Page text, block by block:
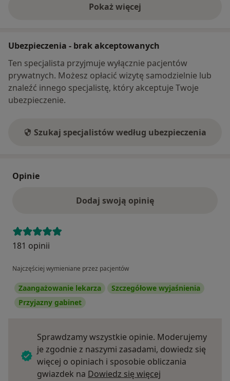
Pokaż więcej
o adresie
Ubezpieczenia - brak akceptowanych
Ten specjalista przyjmuje wyłącznie pacjentów
prywatnych. Możesz opłacić wizytę samodzielnie lub
znaleźć innego specjalistę, który akceptuje Twoje
ubezpieczenie.
Szukaj specjalistów według ubezpieczenia
Opinie
Dodaj swoją opinię
181 opinii
Najczęściej wymieniane przez pacjentów
Zaangażowanie lekarza
Szczegółowe wyjaśnienia
Przyjazny gabinet
Sprawdzamy wszystkie opinie. Moderujemy
je zgodnie z naszymi zasadami, dowiedz się
więcej o opiniach i sposobie obliczania
gwiazdek na Dowiedz się więcej